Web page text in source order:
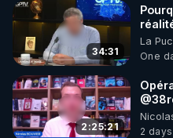
34:31
on
La
One
2:25:21
2